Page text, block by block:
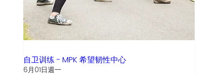
自卫训练 - MPK 希望韧性中心
6月01日週一